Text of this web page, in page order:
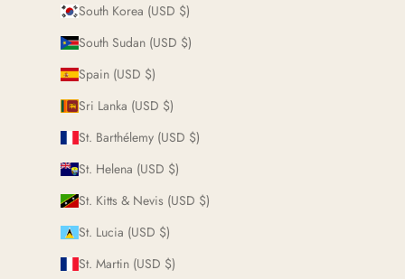
South Korea (USD $)
South Sudan (USD $)
Spain (USD $)
Sri Lanka (USD $)
St. Barthélemy (USD $)
St. Helena (USD $)
St. Kitts & Nevis (USD $)
St. Lucia (USD $)
St. Martin (USD $)